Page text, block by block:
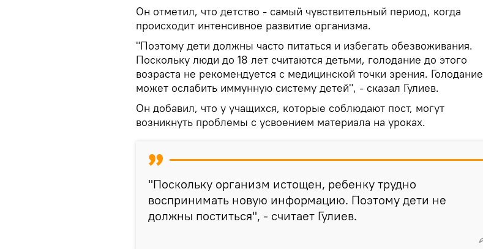
Он отметил, что детство - самый чувствительный период, когда
происходит интенсивное развитие организма.
"Поэтому дети должны часто питаться и избегать обезвоживания.
Поскольку люди до 18 лет считаются детьми, голодание до этого
возраста не рекомендуется с медицинской точки зрения. Голодание
может ослабить иммунную систему детей", - сказал Гулиев.
Он добавил, что у учащихся, которые соблюдают пост, могут
возникнуть проблемы с усвоением материала на уроках.
"Поскольку организм истощен, ребенку трудно
воспринимать новую информацию. Поэтому дети не
должны поститься", - считает Гулиев.